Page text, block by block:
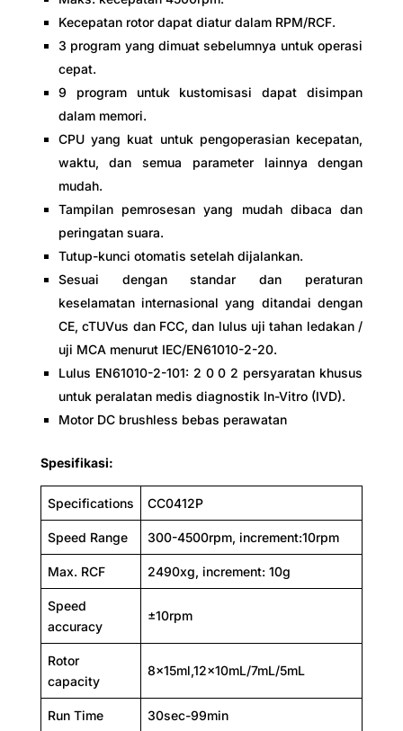
Kecepatan rotor dapat diatur dalam RPM/RCF.
3 program yang dimuat sebelumnya untuk operasi
cepat.
9 program untuk kustomisasi dapat disimpan
dalam memori.
CPU yang kuat untuk pengoperasian kecepatan,
waktu, dan semua parameter lainnya dengan
mudah.
Tampilan pemrosesan yang mudah dibaca dan
peringatan suara.
Tutup-kunci otomatis setelah dijalankan.
Sesuai dengan standar dan peraturan
keselamatan internasional yang ditandai dengan
CE, cTUVus dan FCC, dan lulus uji tahan ledakan /
uji MCA menurut IEC/EN61010-2-20.
Lulus EN61010-2-101: 2 0 0 2 persyaratan khusus
untuk peralatan medis diagnostik In-Vitro (IVD).
Motor DC brushless bebas perawatan
Spesifikasi:
Specifications CC0412P
Speed Range 300-4500rpm, increment:10rpm
Max. RCF 2490xg, increment: 10g
Speed
accuracy
±10rpm
Rotor
capacity
8x15ml,12x10mL/7mL/5mL
Run Time 30sec-99min